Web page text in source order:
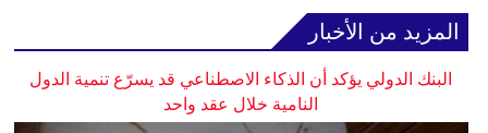
المزيد من الأخبار
البنك الدولي يؤكد أن الذكاء الاصطناعي قد يسرّع تنمية الدول
النامية خلال عقد واحد